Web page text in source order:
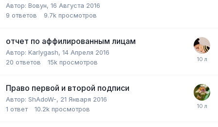
Автор: Вовун, 16 Августа 2016
9 ответов 9.7k просмотров
отчет по аффилированным лицам
Автор: Karlygash, 14 Апреля 2016
20 ответов 15k просмотров
Право первой и второй подписи
Автор: ShAdoW-, 21 Января 2016
1 ответ 10.2k просмотров